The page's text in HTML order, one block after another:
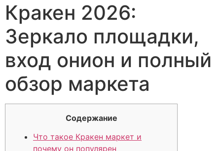
Кракен 2026:
Зеркало площадки,
вход онион и полный
обзор маркета
Содержание
Что такое Кракен маркет и
почему он популярен